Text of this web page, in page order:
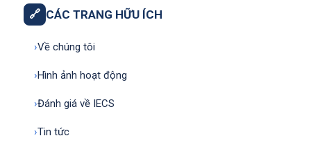
🔗 CÁC TRANG HỮU ÍCH
›Về chúng tôi
›Hình ảnh hoạt động
›Đánh giá về IECS
›Tin tức